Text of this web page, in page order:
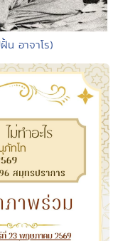
น อาจาโร)